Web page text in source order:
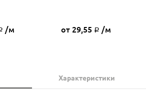
/м от 29,55 Р /м
Характеристики